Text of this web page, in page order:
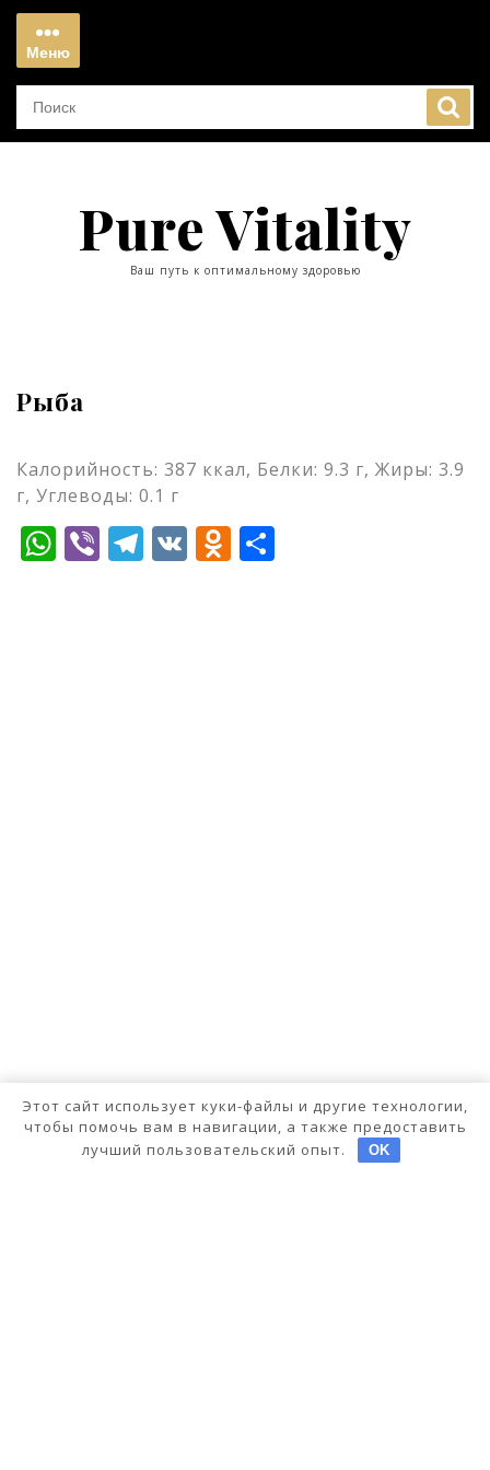
Перейти
содержимому
Меню
Меню
Pure Vitality
Ваш путь к оптимальному здоровью
Рыба
Калорийность: 387 ккал, Белки: 9.3 г, Жиры: 3.9
г, Углеводы: 0.1 г
WhatsApp
ViberTelegram
VKOdnoklassniki
Этот сайт использует куки-файлы и другие технологии,
чтобы помочь вам в навигации, а также предоставить
лучший пользовательский опыт.
OK